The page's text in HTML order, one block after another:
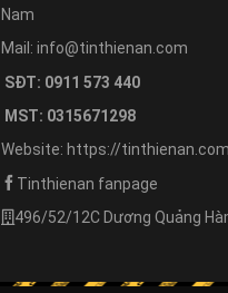
Nam
Mail: info@tinthienan.com
SĐT: 0911 573 440
MST: 0315671298
Website: https://
Tinthienan fanpage
496/52/12C Dương Quảng